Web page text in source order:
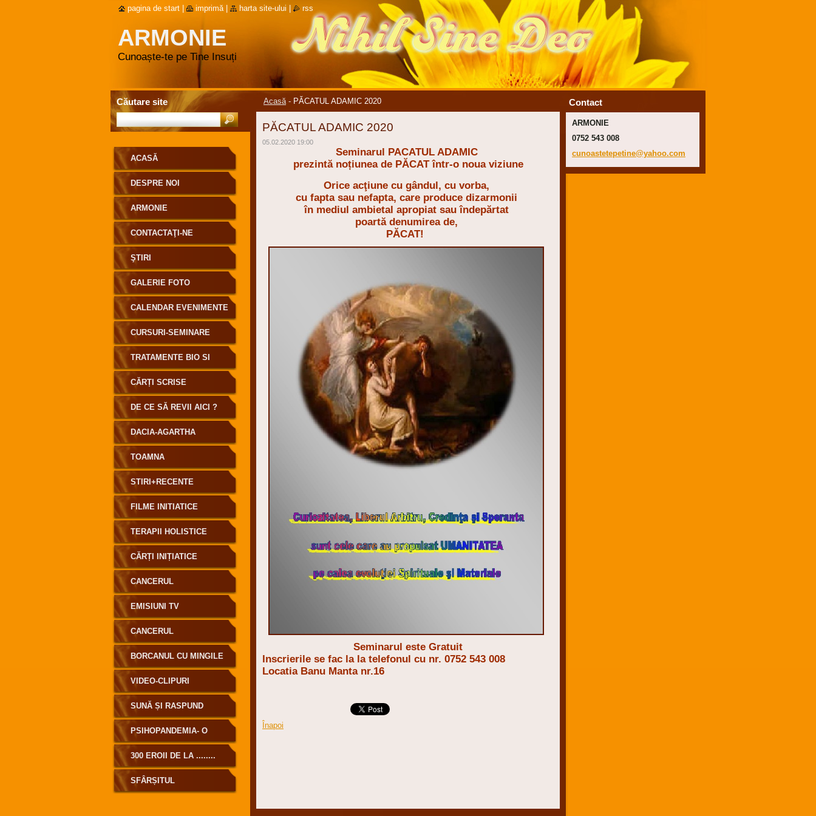
ARMONIE
Cunoaște-te pe Tine Insuți
Acasă - PĂCATUL ADAMIC 2020
PĂCATUL ADAMIC 2020
05.02.2020 19:00
Seminarul PACATUL ADAMIC
prezintă noțiunea de PĂCAT într-o noua viziune
Orice acţiune cu gândul, cu vorba,
cu fapta sau nefapta, care produce dizarmonii
în mediul ambietal apropiat sau îndepărtat
poartă denumirea de,
PĂCAT!
Seminarul este Gratuit
Inscrierile se fac la la telefonul cu nr. 0752 543 008
Locatia Banu Manta nr.16
Înapoi
ACASĂ
DESPRE NOI
ARMONIE
CONTACTAŢI-NE
ŞTIRI
GALERIE FOTO
CALENDAR EVENIMENTE
CURSURI-SEMINARE
TRATAMENTE BIO SI
INFORENERGETICE
CĂRȚI SCRISE
DE CE SĂ REVII AICI ?
DACIA-AGARTHA
TOAMNA
STIRI+RECENTE
FILME INITIATICE
TERAPII HOLISTICE
CĂRȚI INIȚIATICE
CANCERUL
EMISIUNI TV
CANCERUL
BORCANUL CU MINGILE
DE GOLF
VIDEO-CLIPURI
SUNĂ ȘI RASPUND
PSIHOPANDEMIA- O
MASCARADĂ MONDIALĂ
300 EROII DE LA ........
SFÂRȘITUL
Contact
ARMONIE
0752 543 008
cunoastetepetine@yahoo.com
Căutare site
pagina de start imprimă harta site-ului rss